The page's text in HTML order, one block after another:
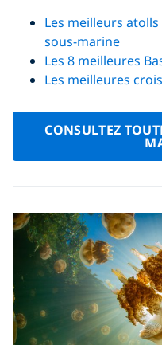
Les meilleurs
sous-marine
Les 8 meilleures
Les meilleures
CONSULTEZ